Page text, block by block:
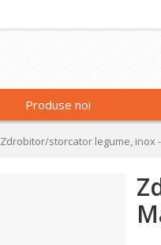
Produse noi
Zdrobitor/storcator legume, inox